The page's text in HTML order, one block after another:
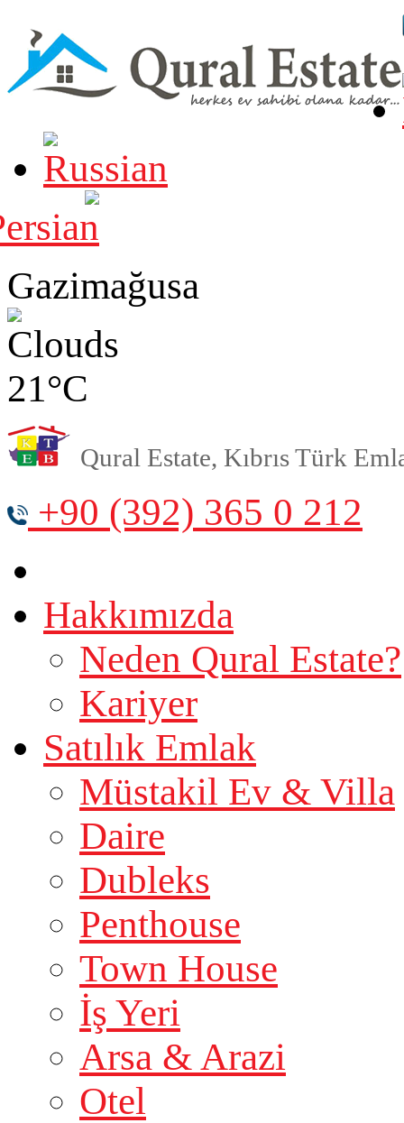
Gazimağusa
21°C
Qural Estate, Kıbrıs Türk
+90 (392) 365 0 212
Hakkımızda
Neden Qural Estate?
Kariyer
Satılık Emlak
Müstakil Ev & Villa
Daire
Dubleks
Penthouse
Town House
İş Yeri
Arsa & Arazi
Otel